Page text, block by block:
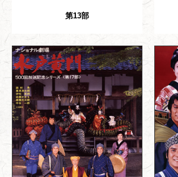
第13部